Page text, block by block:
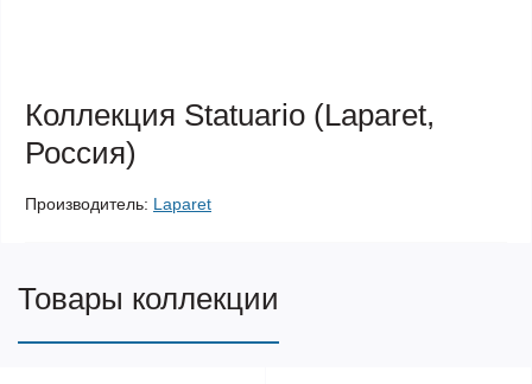
Коллекция Statuario (Laparet,
Россия)
Производитель: Laparet
Товары коллекции